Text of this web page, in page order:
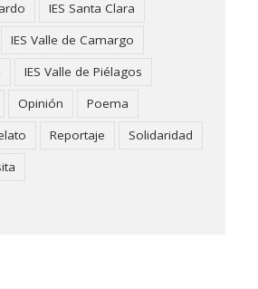
IES Santa Clara
IES Valle de Camargo
IES Valle de Piélagos
Opinión
Poema
Reportaje
Solidaridad